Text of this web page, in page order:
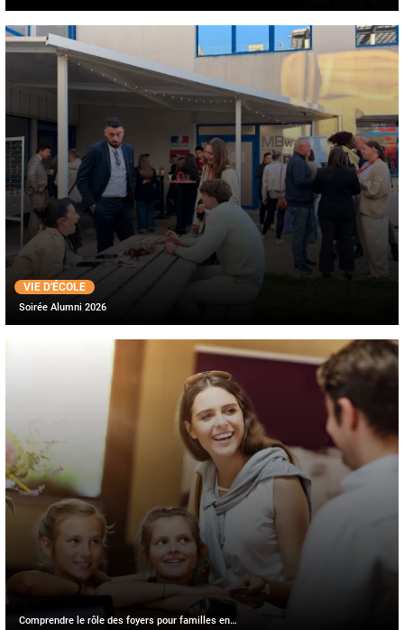
VIE D'ÉCOLE
Soirée Alumni 2026
Comprendre le rôle des foyers pour familles en…